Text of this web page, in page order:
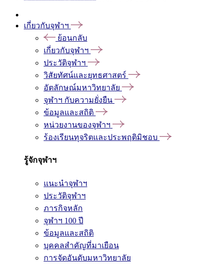
เกี่ยวกับจุฬาฯ
ย้อนกลับ
เกี่ยวกับจุฬาฯ
ประวัติจุฬาฯ
วิสัยทัศน์และยุทธศาสตร์
อัตลักษณ์มหาวิทยาลัย
จุฬาฯ กับความยั่งยืน
ข้อมูลและสถิติ
หน่วยงานของจุฬาฯ
ร้องเรียนทุจริตและประพฤติมิชอบ
รู้จักจุฬาฯ
แนะนำจุฬาฯ
ประวัติจุฬาฯ
ภารกิจหลัก
จุฬาฯ 100 ปี
ข้อมูลและสถิติ
บุคคลสำคัญที่มาเยือน
การจัดอันดับมหาวิทยาลัย